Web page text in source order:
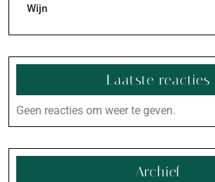
Wijn
Laatste reacties
Geen reacties om weer te geven.
Archief